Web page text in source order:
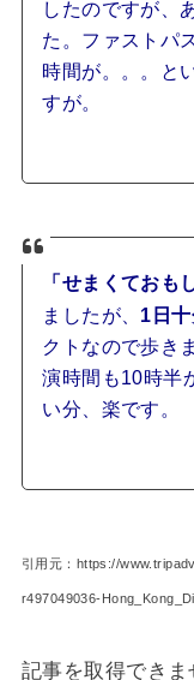
したのですが、
た。ファストパ
時間が。。。と
すが。
「せまくておも
ましたが、 1日十
クトなので歩き
演時間も10時半
い分、楽です。
引用元：https://
r497049036-
記事を取得でき